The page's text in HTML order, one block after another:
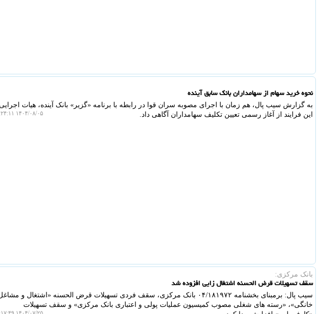
نحوه خرید سهام از سهامداران بانک سابق آینده
به گزارش سیب پال، هم زمان با اجرای مصوبه سران قوا در رابطه با برنامه «گزیر» بانک آینده، هیات اجرایی
این فرایند از آغاز رسمی تعیین تکلیف سهامداران آگاهی داد.
۱۴۰۴/۰۸/۰۵ ۰۹:۲۴:۱۱
بانک مرکزی:
سقف تسهیلات قرض الحسنه اشتغال زایی افزوده شد
سیب پال: برمبنای بخشنامه ۰۴/۱۸۱۹۷۲ بانک مرکزی، سقف فردی تسهیلات قرض الحسنه «اشتغال و
خانگی»، «رسته های شغلی مصوب کمیسیون عملیات پولی و اعتباری بانک مرکزی» و سقف تسهیلات